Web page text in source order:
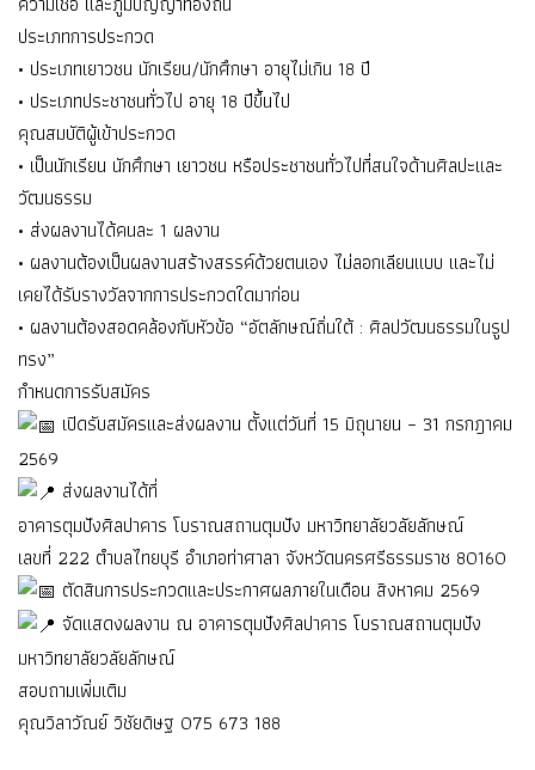
ประเภทการประกวด
• ประเภทเยาวชน นักเรียน/นักศึกษา อายุไม่เกิน 18 ปี
• ประเภทประชาชนทั่วไป อายุ 18 ปีขึ้นไป
คุณสมบัติผู้เข้าประกวด
• เป็นนักเรียน นักศึกษา เยาวชน หรือประชาชนทั่วไปที่สนใจด้านศิลปะและ
วัฒนธรรม
• ส่งผลงานได้คนละ 1 ผลงาน
• ผลงานต้องเป็นผลงานสร้างสรรค์ด้วยตนเอง ไม่ลอกเลียนแบบ และไม่
เคยได้รับรางวัลจากการประกวดใดมาก่อน
• ผลงานต้องสอดคล้องกับหัวข้อ “อัตลักษณ์ถิ่นใต้ : ศิลปวัฒนธรรมในรูป
ทรง”
กำหนดการรับสมัคร
เปิดรับสมัครและส่งผลงาน ตั้งแต่วันที่ 15 มิถุนายน – 31 กรกฎาคม
2569
ส่งผลงานได้ที่
อาคารตุมปังศิลปาคาร โบราณสถานตุมปัง มหาวิทยาลัยวลัยลักษณ์
เลขที่ 222 ตำบลไทยบุรี อำเภอท่าศาลา จังหวัดนครศรีธรรมราช 80160
ตัดสินการประกวดและประกาศผลภายในเดือน สิงหาคม 2569
จัดแสดงผลงาน ณ อาคารตุมปังศิลปาคาร โบราณสถานตุมปัง
มหาวิทยาลัยวลัยลักษณ์
สอบถามเพิ่มเติม
คุณวิลาวัณย์ วิชัยดิษฐ 075 673 188